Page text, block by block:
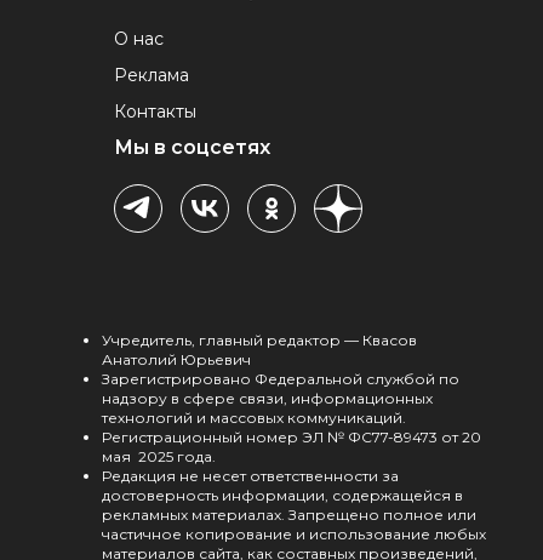
О нас
Реклама
Контакты
Мы в соцсетях
Учредитель, главный редактор — Квасов
Анатолий Юрьевич
Зарегистрировано Федеральной службой по
надзору в сфере связи, информационных
технологий и массовых коммуникаций.
Регистрационный номер ЭЛ № ФС77-89473 от 20
мая 2025 года.
Редакция не несет ответственности за
достоверность информации, содержащейся в
рекламных материалах. Запрещено полное или
частичное копирование и использование любых
материалов сайта, как составных произведений,